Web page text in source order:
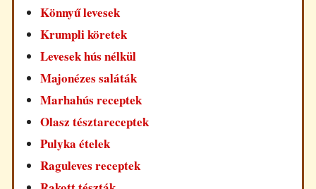
Könnyű levesek
Krumpli köretek
Levesek hús nélkül
Majonézes saláták
Marhahús receptek
Olasz tésztareceptek
Pulyka ételek
Raguleves receptek